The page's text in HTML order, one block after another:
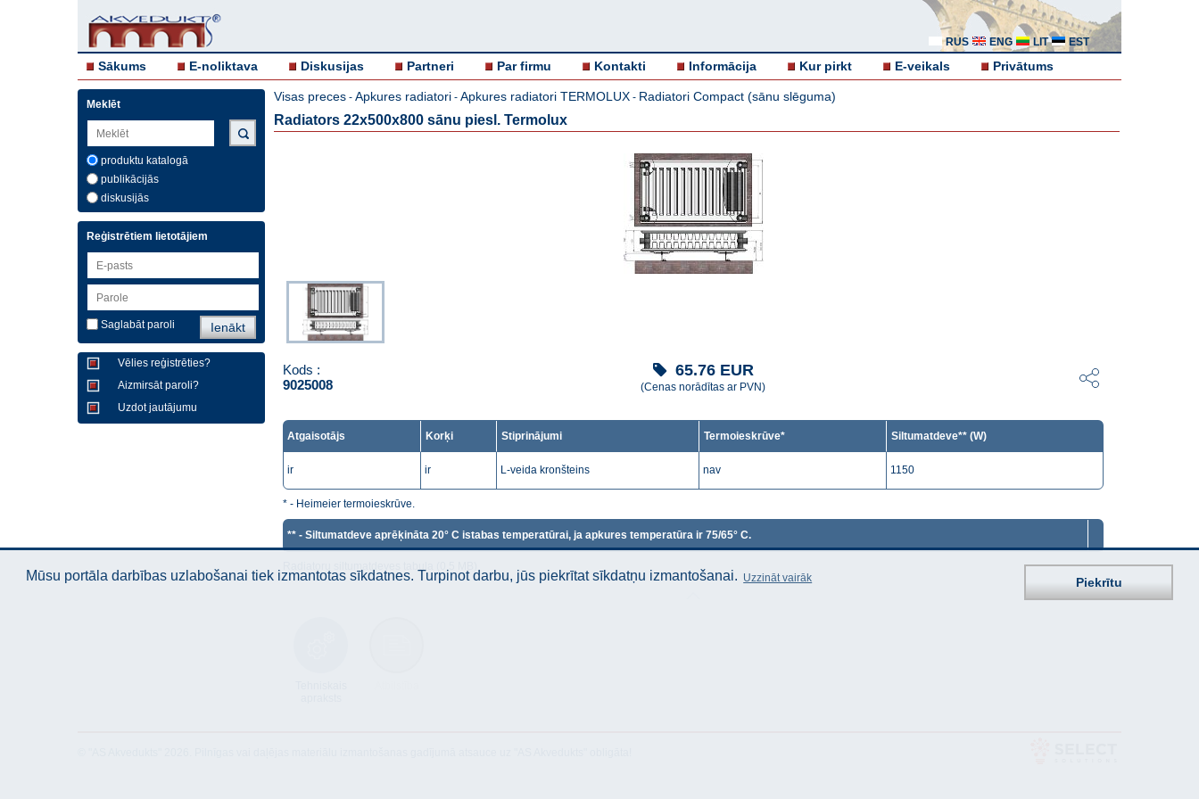
RUS ENG LIT EST
Sākums E-noliktava Diskusijas Partneri Par firmu Kontakti Informācija Kur pirkt E-veikals Privātums
Meklēt
produktu katalogā
publikācijās
diskusijās
Reģistrētiem lietotājiem
Saglabāt paroli
Vēlies reģistrēties?
Aizmirsāt paroli?
Uzdot jautājumu
Visas preces - Apkures radiatori - Apkures radiatori TERMOLUX - Radiatori Compact (sānu slēguma)
Radiators 22x500x800 sānu piesl. Termolux
Kods :
9025008
65.76EUR
(Cenas norādītas ar PVN)
Atgaisotājs Korķi Stiprinājumi Termoieskrūve* Siltumatdeve** (W)
ir ir L-veida kronšteins nav 1150
* - Heimeier termoieskrūve.
** - Siltumatdeve aprēķināta 20° C istabas temperatūrai, ja apkures temperatūra ir 75/65° C.
Mūsu portāla darbības uzlabošanai tiek izmantotas sīkdatnes. Turpinot darbu, jūs piekrītat sīkdatņu izmantošanai. Uzzināt vairāk Piekrītu